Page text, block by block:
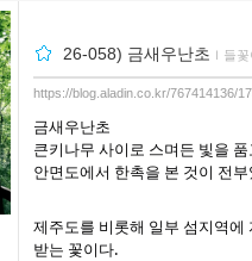
26-058) 금새우난초 ｌ 들꽃
https://blog.aladin.co.kr/767414136/
금새우난초
큰키나무 사이로 스며든 빛을
안면도에서 한촉을 본 것이 전
제주도를 비롯해 일부 섬지역
받는 꽃이다.